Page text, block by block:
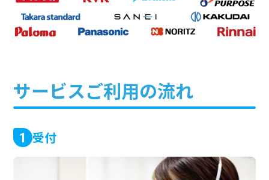
サービスご利用の流れ
1 受付